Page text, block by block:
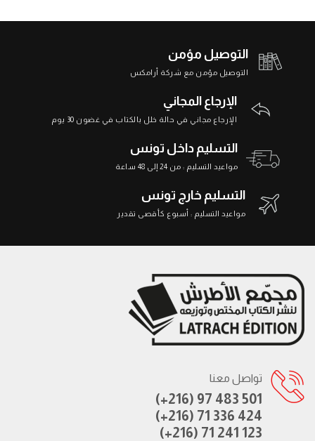
التوصيل مؤمن
التوصيل مؤمن مع شركة أرامكس
الإرجاع المجاني
الإرجاع مجاني في حالة خلل بالكتاب في غضون 30 يوم
التسليم داخل تونس
مواعيد التسليم : من 24 إلى 48 ساعة
التسليم خارج تونس
مواعيد التسليم : أسبوع كأقصى تقدير
تواصل معنا
(+216) 97 483 501
(+216) 71 336 424
(+216) 71 241 123